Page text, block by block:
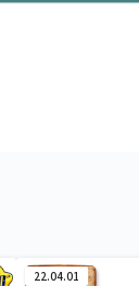
22.04.01